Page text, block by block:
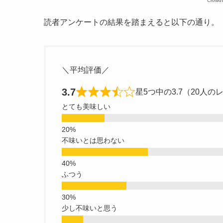
読者アンケートの結果を踏まえると以下の通り。
＼平均評価／
3.7 星5つ中の3.7（20人のレ
とても美味しい
不味いとは思わない
ふつう
少し不味いと思う